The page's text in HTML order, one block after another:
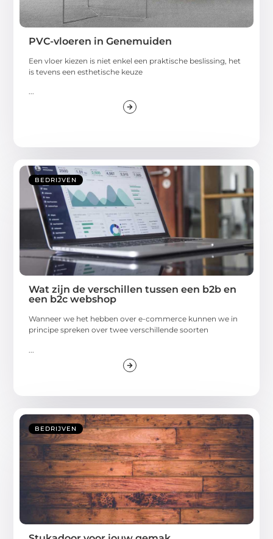
PVC-vloeren in Genemuiden
Een vloer kiezen is niet enkel een praktische beslissing, het
is tevens een esthetische keuze
...
BEDRIJVEN
Wat zijn de verschillen tussen een b2b en
een b2c webshop
Wanneer we het hebben over e-commerce kunnen we in
principe spreken over twee verschillende soorten
BEDRIJVEN